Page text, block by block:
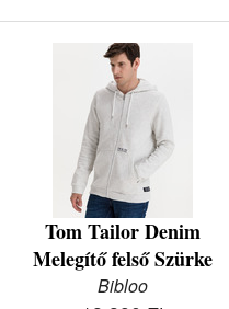
Tom Tailor Denim
Melegítő felső Szürke
Bibloo